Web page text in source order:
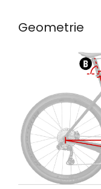
Geometrie